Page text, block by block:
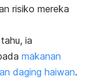
risiko mereka
ia
makanan
daging haiwan.